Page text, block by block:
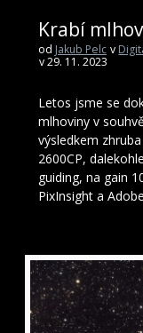
Krabí
od Jakub Pelc v
v 29. 11. 2023
Letos jsme se
mlhoviny v
výsledkem
2600CP,
guiding, na gain
PixInsight a